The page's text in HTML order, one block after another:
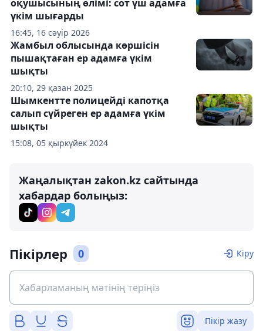
16:45, 16 сәуір 2026
оқушысының өлімі: сот үш адамға
үкім шығарды
20:10, 29 қазан 2025
Жамбыл облысында көршісін
пышақтаған ер адамға үкім
шықты
15:08, 05 қыркүйек 2024
Шымкентте полицейді капотқа
салып сүйреген ер адамға үкім
шықты
Жаңалықтан zakon.kz сайтында
хабардар болыңыз:
Пікірлер 0 Кіру
Пікір жазу